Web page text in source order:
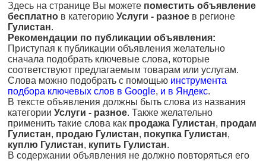
Здесь на странице Вы можете поместить объявление
бесплатно в категорию Услуги - разное в регионе
Гулистан.
Рекомендации по публикации объявления:
Приступая к публикации объявления желательно
сначала подобрать ключевые слова, которые
соответствуют предлагаемым товарам или услугам.
Слова можно подобрать с помощью инструмента
подбора ключевых слов в Google, и в Яндекс.
В тексте объявления должны быть слова из названия
категории Услуги - разное. Также желательно
применить такие слова как продажа Гулистан, продам
Гулистан, продаю Гулистан, покупка Гулистан,
куплю Гулистан, купить Гулистан.
В содержании объявления не должно повторяться его